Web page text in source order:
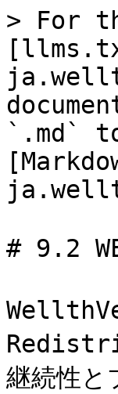
> For
`.md`
# 9.2
継続性と